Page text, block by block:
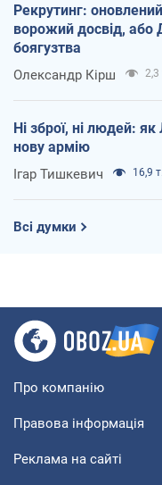
Рекрутинг:
ворожий досвід, або
боягузтва
Олександр Кірш 2,3
Ні зброї, ні людей:
нову армію
Ігар Тишкевич 16,9 т.
Всі думки
Про компанію
Правова інформація
Реклама на сайті